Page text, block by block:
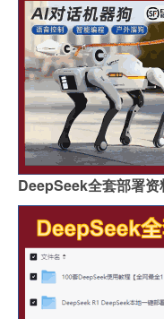
DeepSeek全套部署资